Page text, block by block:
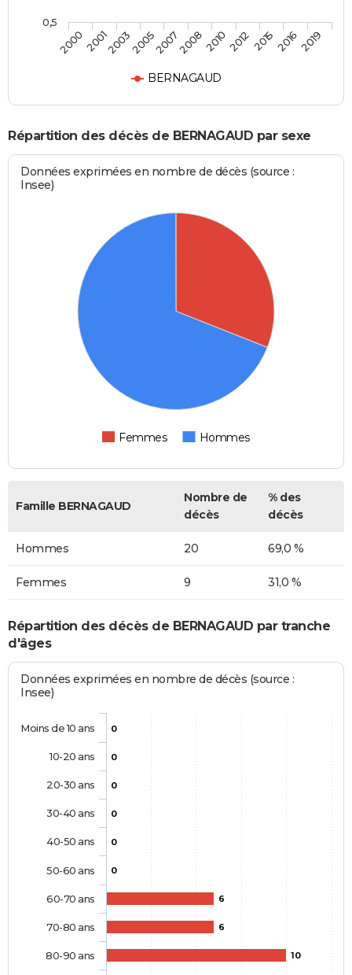
BERNAGAUD
20002001200320052007200820102012201520162019
0,5
Répartition des décès de BERNAGAUD par sexe
Données exprimées en nombre de décès (source :
Insee)
Femmes Hommes
Famille BERNAGAUD
Nombre de
décès
% des
décès
Hommes 20 69,0 %
Femmes 9 31,0 %
Répartition des décès de BERNAGAUD par tranche
d'âges
Données exprimées en nombre de décès (source :
Insee)
0
0
0
0
0
0
6
6
10
Moins de 10 ans
10-20 ans
20-30 ans
30-40 ans
40-50 ans
50-60 ans
60-70 ans
70-80 ans
80-90 ans